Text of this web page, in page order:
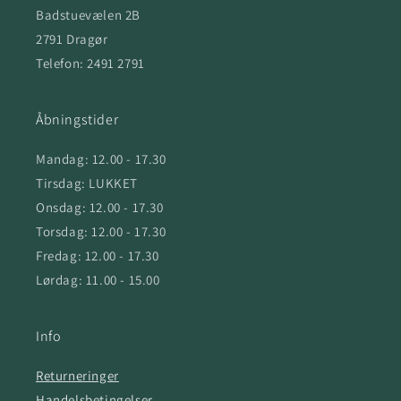
Badstuevælen 2B
2791 Dragør
Telefon: 2491 2791
Åbningstider
Mandag: 12.00 - 17.30
Tirsdag: LUKKET
Onsdag: 12.00 - 17.30
Torsdag: 12.00 - 17.30
Fredag: 12.00 - 17.30
Lørdag: 11.00 - 15.00
Info
Returneringer